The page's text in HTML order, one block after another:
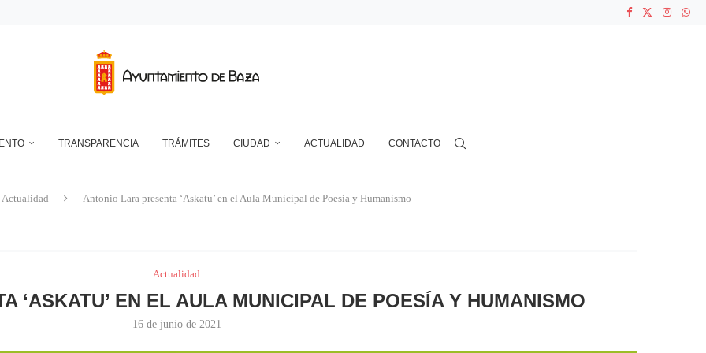
ELÉCTRICO EN EL RECINTO FERIAL
TRANSPARENCIA TRÁMITES CIUDAD ACTUALIDAD CONTACTO
Actualidad Antonio Lara presenta ‘Askatu’ en el Aula Municipal de Poesía y Humanismo
Actualidad
‘ASKATU’ EN EL AULA MUNICIPAL DE POESÍA Y HUMANISMO
16 de junio de 2021